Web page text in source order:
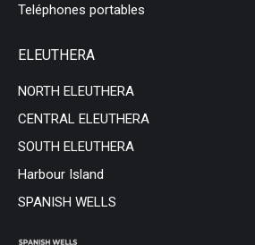
Teléphones portables
ELEUTHERA
NORTH ELEUTHERA
CENTRAL ELEUTHERA
SOUTH ELEUTHERA
Harbour Island
SPANISH WELLS